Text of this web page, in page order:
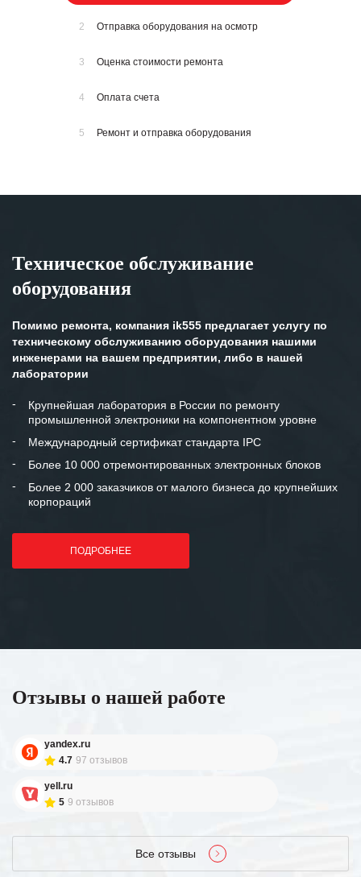
2 Отправка оборудования на осмотр
3 Оценка стоимости ремонта
4 Оплата счета
5 Ремонт и отправка оборудования
Техническое обслуживание
оборудования
Помимо ремонта, компания ik555 предлагает услугу по
техническому обслуживанию оборудования нашими
инженерами на вашем предприятии, либо в нашей
лаборатории
Крупнейшая лаборатория в России по ремонту
промышленной электроники на компонентном уровне
Международный сертификат стандарта IPC
Более 10 000 отремонтированных электронных блоков
Более 2 000 заказчиков от малого бизнеса до крупнейших
корпораций
ПОДРОБНЕЕ
Отзывы о нашей работе
yandex.ru
4.7 97 отзывов
yell.ru
5 9 отзывов
Все отзывы